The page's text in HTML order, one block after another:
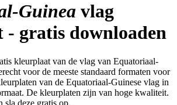
Guinea vlag
gratis downloaden
kleurplaat van de vlag van Equatoriaal-
voor de meeste standaard formaten voor
van de Equatoriaal-Guinese vlag in
De kleurplaten zijn van hoge kwaliteit.
sla deze gratis op.